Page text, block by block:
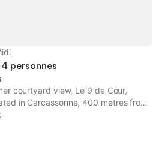
personnes
courtyard view, Le 9 de Cour,
in Carcassonne, 400 metres from
400 metres from Memorial House